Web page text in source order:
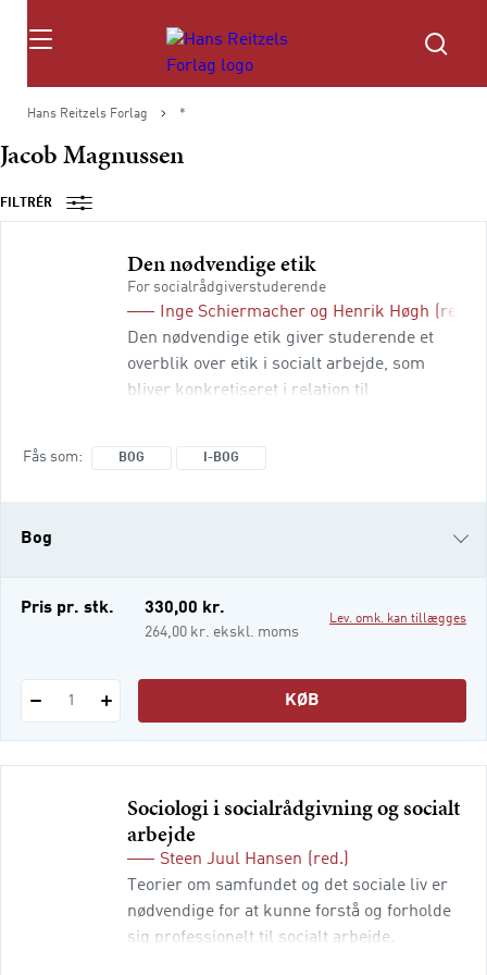
Søg
Hans Reitzels Forlag *
Jacob Magnussen
FILTRÉR
Den nødvendige etik
For socialrådgiverstuderende
Inge Schiermacher og Henrik Høgh
(red.)
Den nødvendige etik giver studerende et
overblik over etik i socialt arbejde, som
bliver konkretiseret i relation til
Fås som BOG I-BOG
Bog
i-bog
Pris pr. stk. 330,00 kr.
264,00 kr. ekskl. moms
Lev. omk. kan tillægges
1 KØB
Sociologi i socialrådgivning og socialt
arbejde
Steen Juul Hansen
(red.)
Teorier om samfundet og det sociale liv er
nødvendige for at kunne forstå og forholde
sig professionelt til socialt arbejde.